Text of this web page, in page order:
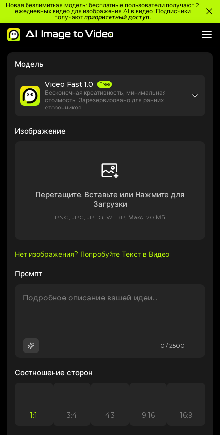
Новая безлимитная модель: бесплатные пользователи получают 2
ежедневных видео для изображения AI в видео. Подписчики
получают приоритетный доступ.
Модель
Video Fast 1.0 Free
Бесконечная креативность, минимальная
стоимость. Зарезервировано для ранних
сторонников
Изображение
Перетащите, Вставьте или Нажмите для
Загрузки
PNG, JPG, JPEG, WEBP, Макс. 20 МБ
Нет изображения? Попробуйте Текст в Видео
Промпт
0 / 2500
Соотношение сторон
1:1 3:4 4:3 9:16 16:9